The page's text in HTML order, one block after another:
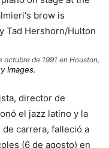
de 1991 en Houston,
Images.
director de
el jazz latino y la
de carrera, falleció a
(6 de agosto) en